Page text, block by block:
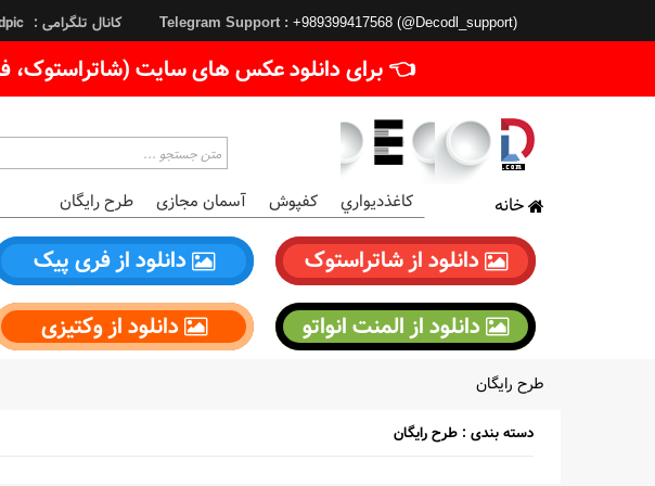
Telegram Support : +989399417568 (@Decodl_support) کانال تلگرامی :
👈 برای دانلود عکس های سایت (شاتراستوک،
خانه کاغذديواري کفپوش آسمان مجازی طرح رایگان
دانلود از شاتراستوک دانلود از فری پیک
دانلود از المنت انواتو
دانلود از وکتیزی
طرح رایگان
دسته بندی : طرح رایگان